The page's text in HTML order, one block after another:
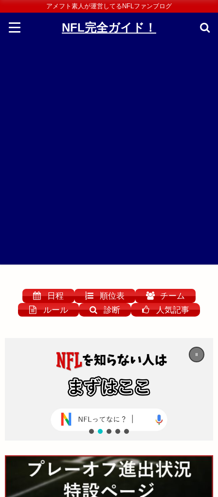
アメフト素人が運営してるNFLファンブログ
NFL完全ガイド！
日程 順位表
チーム
ルール
診断 人気記事